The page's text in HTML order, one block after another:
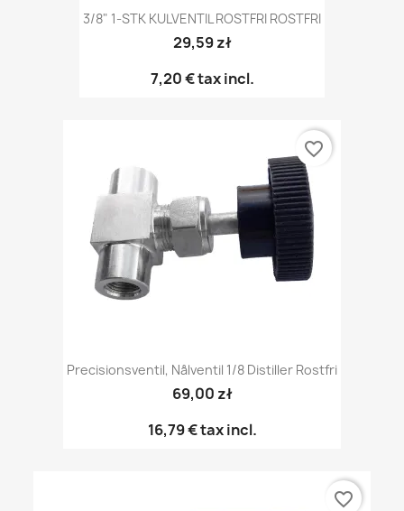
3/8" 1-STK KULVENTIL ROSTFRI ROSTFRI
29,59 zł
7,20 €tax incl.
Precisionsventil, Nålventil 1/8 Distiller Rostfri
69,00 zł
16,79 €tax incl.
favorite_border
favorite_border